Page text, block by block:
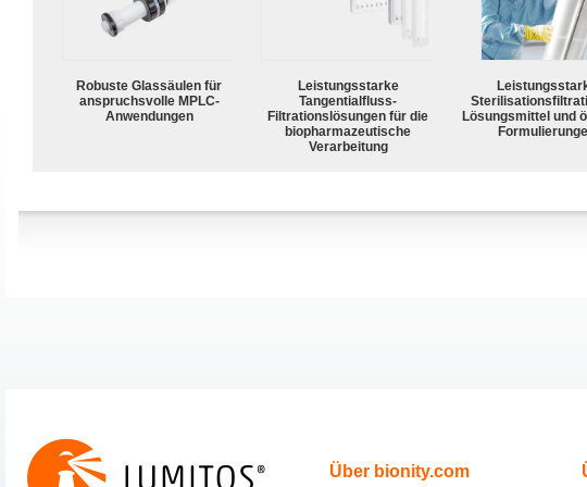
Robuste Glassäulen für
anspruchsvolle MPLC-
Anwendungen
Leistungsstarke
Tangentialfluss-
Filtrationslösungen für die
biopharmazeutische
Verarbeitung
Lösungsmittel und
Über bionity.com